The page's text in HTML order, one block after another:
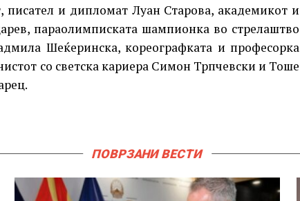
и дипломат Луан Старова, академикот и
параолимписката шампионка во стрелаштво
Шеќеринска, кореографката и професорка
со светска кариера Симон Трпчевски и Тоше
ПОВРЗАНИ ВЕСТИ